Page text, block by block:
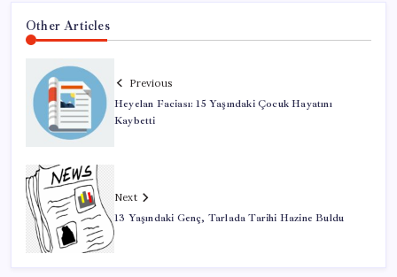
Other Articles
Previous
Heyelan Faciası: 15 Yaşındaki Çocuk Hayatını
Kaybetti
Next
13 Yaşındaki Genç, Tarlada Tarihi Hazine Buldu